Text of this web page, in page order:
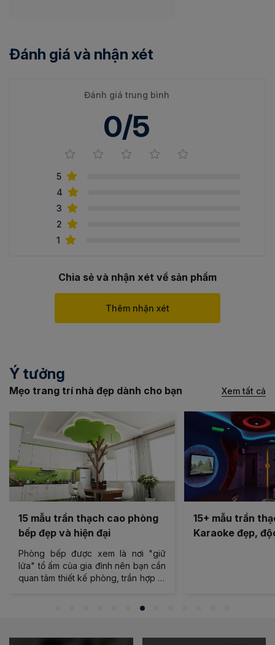
Đánh giá và nhận xét
Đánh giá trung bình
0/5
5
4
3
2
1
Chia sẻ và nhận xét về sản phẩm
Thêm nhận xét
Ý tưởng
Mẹo trang trí nhà đẹp dành cho bạn Xem tất cả
15 mẫu trần thạch cao phòng
bếp đẹp và hiện đại
Phòng bếp được xem là nơi "giữ
lửa" tổ ấm của gia đình nên bạn cần
quan tâm thiết kế phòng, trần hợp lý.
15+ mẫu trần
Karaoke đẹp,